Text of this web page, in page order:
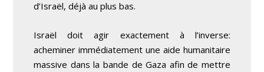
d’Israël, déjà au plus bas.
Israël doit agir exactement à l’inverse:
acheminer immédiatement une aide humanitaire
massive dans la bande de Gaza afin de mettre